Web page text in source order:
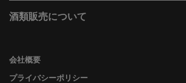
会社概要
プライバシーポリシー
酒類販売について